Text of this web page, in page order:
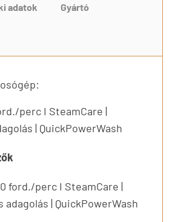
adatok Gyártó
perc I SteamCare |
| QuickPowerWash
ford./perc I SteamCare |
| QuickPowerWash